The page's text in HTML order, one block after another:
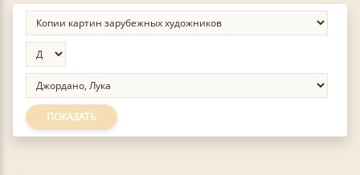
ПОКАЗАТЬ